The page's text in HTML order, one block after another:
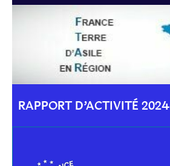
RAPPORT D’ACTIVITÉ 2024